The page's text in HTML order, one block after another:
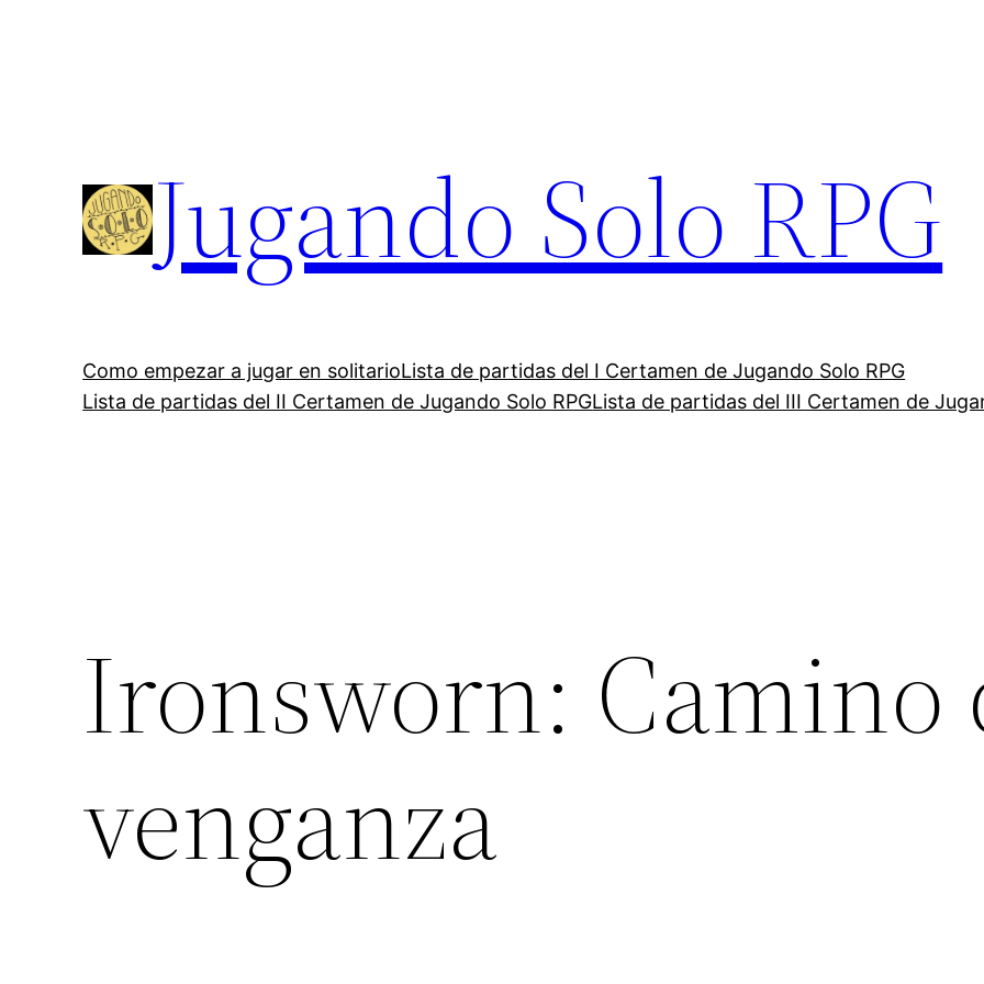
Jugando Solo RPG
Como empezar a jugar en solitarioLista de partidas del I Certamen de Jugando Solo RPG
Lista de partidas del II Certamen de Jugando Solo RPGLista de partidas del III Certamen de
Ironsworn: Camino
venganza